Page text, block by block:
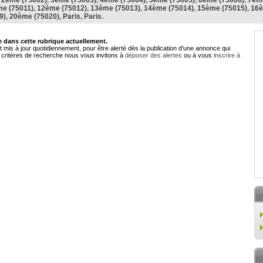
(75011), 12ème (75012), 13ème (75013), 14ème (75014), 15ème (75015),
, 20ème (75020), Paris, Paris.
dans cette rubrique actuellement.
mis à jour quotidiennement, pour être alerté dès la publication d'une annonce qui
de recherche nous vous invitons à déposer des alertes ou à vous inscrire à